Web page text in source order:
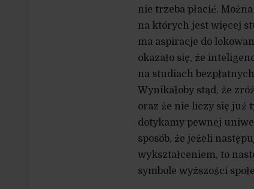
nie trzeba płacić.
na których jest więcej
ma aspiracje do
okazało się, że
na studiach
Wynikałoby stąd, że
oraz że nie liczy się już
dotykamy pewnej
sposób, że jeżeli
wykształceniem, to
symbole wyższości